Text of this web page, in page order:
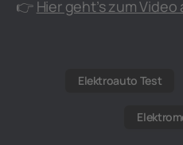
👉 Hier geht’s zum Video
Elektroauto Test